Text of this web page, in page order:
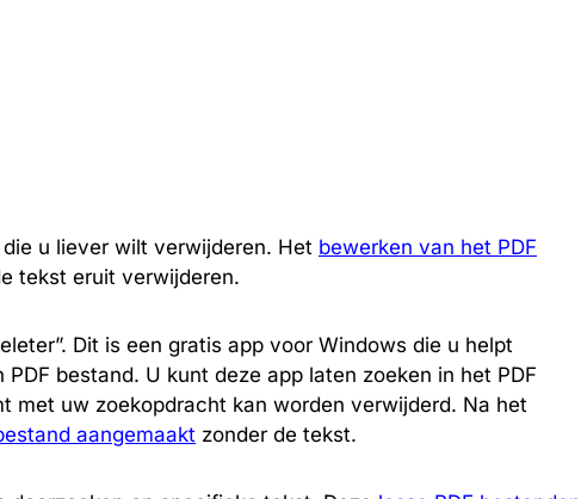
u liever wilt verwijderen. Het bewerken van het PDF
tekst eruit verwijderen.
Dit is een gratis app voor Windows die u helpt
bestand. U kunt deze app laten zoeken in het PDF
met uw zoekopdracht kan worden verwijderd. Na het
aangemaakt zonder de tekst.